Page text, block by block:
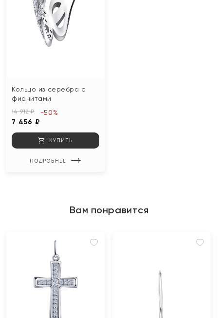
Кольцо из серебра с
фианитами
14 912 ₽
7 456 ₽
-50%
КУПИТЬ
ПОДРОБНЕЕ
Вам понравится